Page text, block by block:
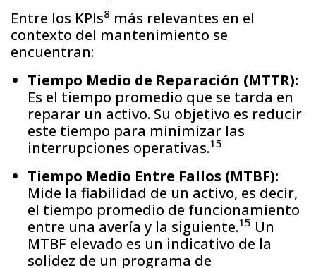
Entre los KPIs8 más relevantes en el
contexto del mantenimiento se
encuentran:
Tiempo Medio de Reparación (MTTR):
Es el tiempo promedio que se tarda en
reparar un activo. Su objetivo es reducir
este tiempo para minimizar las
interrupciones operativas.15
Tiempo Medio Entre Fallos (MTBF):
Mide la fiabilidad de un activo, es decir,
el tiempo promedio de funcionamiento
entre una avería y la siguiente.15 Un
MTBF elevado es un indicativo de la
solidez de un programa de